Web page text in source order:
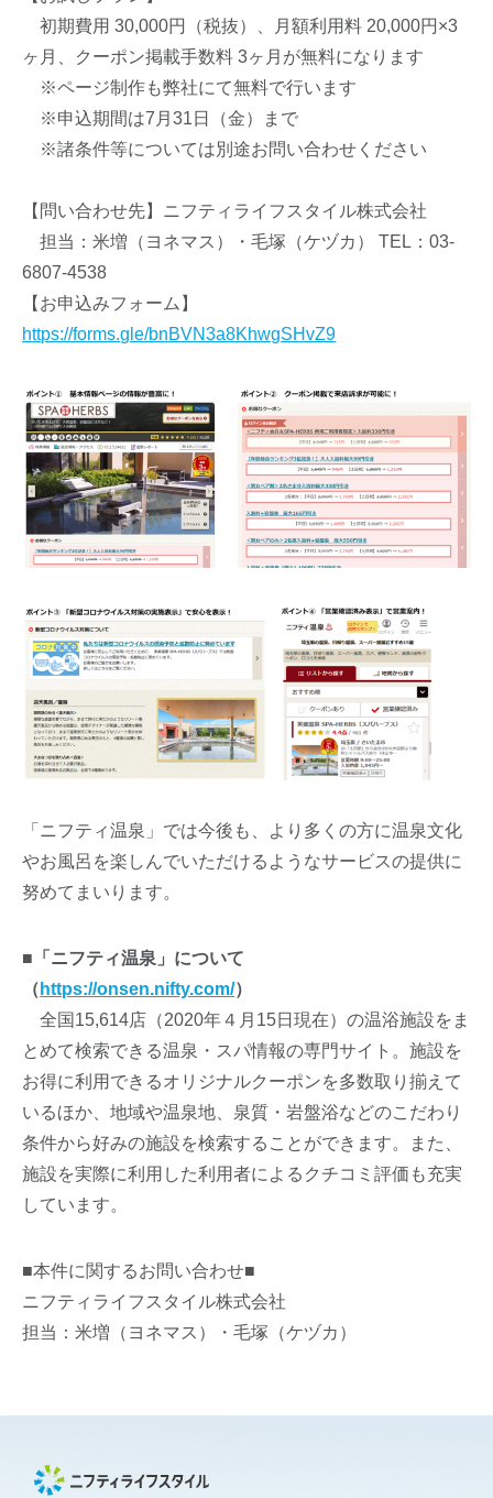
初期費用 30,000円（税抜）、月額利用料 20,000円×3
ヶ月、クーポン掲載手数料 3ヶ月が無料になります
※ページ制作も弊社にて無料で行います
※申込期間は7月31日（金）まで
※諸条件等については別途お問い合わせください
【問い合わせ先】ニフティライフスタイル株式会社
担当：米増（ヨネマス）・毛塚（ケヅカ） TEL：03-
6807-4538
【お申込みフォーム】
https://forms.gle/bnBVN3a8KhwgSHvZ9
「ニフティ温泉」では今後も、より多くの方に温泉文化
やお風呂を楽しんでいただけるようなサービスの提供に
努めてまいります。
■「ニフティ温泉」について
（ https://onsen.nifty.com/）
全国15,614店（2020年４月15日現在）の温浴施設をま
とめて検索できる温泉・スパ情報の専門サイト。施設を
お得に利用できるオリジナルクーポンを多数取り揃えて
いるほか、地域や温泉地、泉質・岩盤浴などのこだわり
条件から好みの施設を検索することができます。また、
施設を実際に利用した利用者によるクチコミ評価も充実
しています。
■本件に関するお問い合わせ■
ニフティライフスタイル株式会社
担当：米増（ヨネマス）・毛塚（ケヅカ）